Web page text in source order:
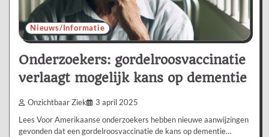
Nieuws/Informatie
Onderzoekers: gordelroosvaccinatie
verlaagt mogelijk kans op dementie
Onzichtbaar Ziek 3 april 2025
Lees Voor Amerikaanse onderzoekers hebben nieuwe aanwijzingen
gevonden dat een gordelroosvaccinatie de kans op dementie…